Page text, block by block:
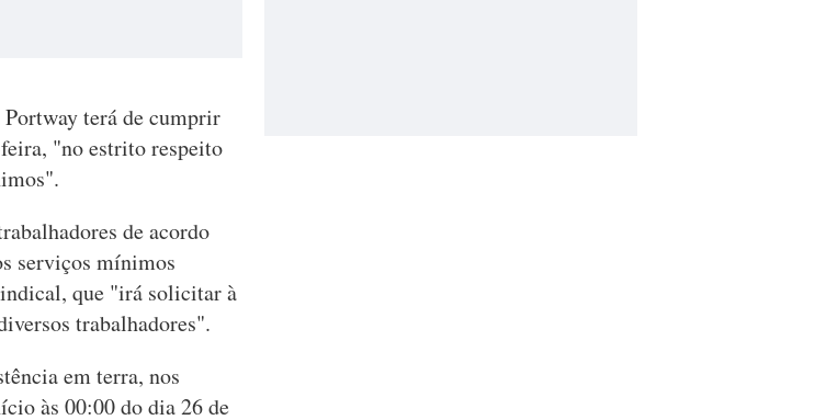
terá de cumprir
"no estrito respeito
de acordo
serviços mínimos
que "irá solicitar à
trabalhadores".
em terra, nos
às 00:00 do dia 26 de